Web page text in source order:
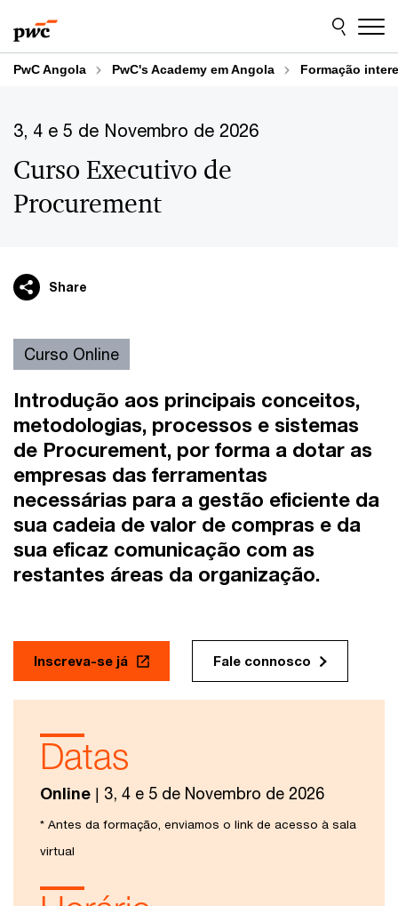
to
content
to
footer
PwC Angola PwC's Academy em Angola Formação
3, 4 e 5 de Novembro de 2026
Curso Executivo de
Procurement
Share
Curso Online
Introdução aos principais conceitos,
metodologias, processos e sistemas
de Procurement, por forma a dotar as
empresas das ferramentas
necessárias para a gestão eficiente da
sua cadeia de valor de compras e da
sua eficaz comunicação com as
restantes áreas da organização.
Inscreva-se já Fale connosco
Datas
Online | 3, 4 e 5 de Novembro de 2026
* Antes da formação, enviamos o link de acesso à sala
virtual